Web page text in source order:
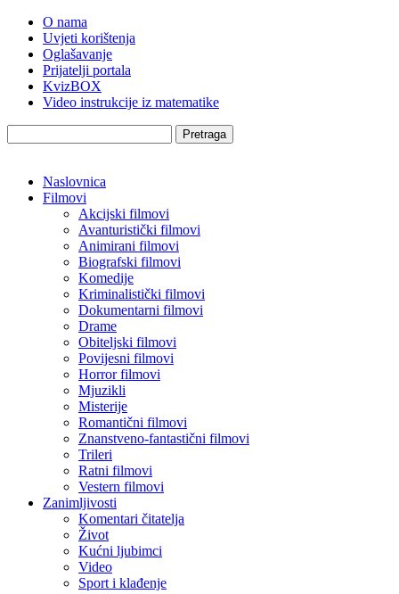
O nama
Uvjeti korištenja
Oglašavanje
Prijatelji portala
KvizBOX
Video instrukcije iz matematike
Pretraga
Naslovnica
Filmovi
Akcijski filmovi
Avanturistički filmovi
Animirani filmovi
Biografski filmovi
Komedije
Kriminalistički filmovi
Dokumentarni filmovi
Drame
Obiteljski filmovi
Povijesni filmovi
Horror filmovi
Mjuzikli
Misterije
Romantični filmovi
Znanstveno-fantastični filmovi
Trileri
Ratni filmovi
Vestern filmovi
Zanimljivosti
Komentari čitatelja
Život
Kućni ljubimci
Video
Sport i klađenje